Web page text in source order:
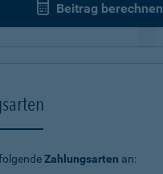
Beitrag berechnen
Zahlungsarten an: